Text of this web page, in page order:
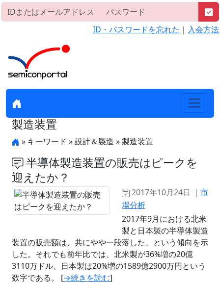
ID・パスワードを忘れた ｜ 入会方法
製造装置
» キーワード » 設計＆製造 » 製造装置
半導体製造装置の販売はピークを
迎えたか？
2017年10月24日 ｜ 市
場分析
2017年9月における北米
製と日本製の半導体製造
装置の販売額は、共にやや一段落した、という傾向を示
した。それでも前年比では、北米製が36%増の20億
3110万ドル、日本製は20%増の1589億2900万円という
数字である。 [→続きを読む]